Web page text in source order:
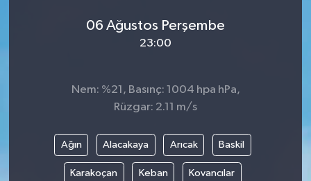
06 Ağustos Perşembe
23:00
Nem: %21, Basınç: 1004 hpa hPa,
Rüzgar: 2.11 m/s
Ağın Alacakaya Arıcak Baskil
Karakoçan Keban Kovancılar